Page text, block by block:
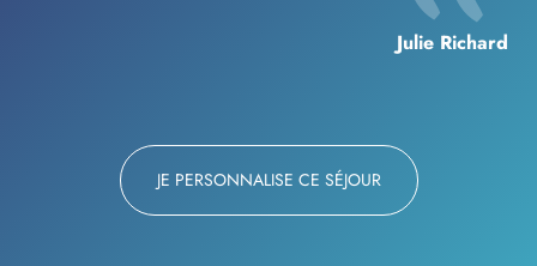
Julie Richard
JE PERSONNALISE CE SÉJOUR